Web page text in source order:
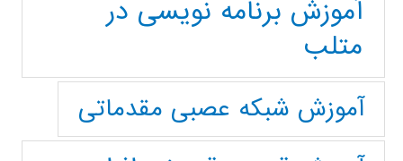
آموزش برنامه نویسی در
متلب
آموزش شبکه عصبی مقدماتی